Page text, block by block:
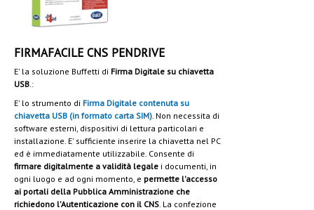
FIRMAFACILE CNS PENDRIVE
E' la soluzione Buffetti di Firma Digitale su chiavetta
USB .:
E' lo strumento di Firma Digitale contenuta su
chiavetta USB (in formato carta SIM) . Non necessita di
software esterni, dispositivi di lettura particolari e
installazione. E' sufficiente inserire la chiavetta nel PC
ed è immediatamente utilizzabile. Consente di
firmare digitalmente a validità legale i documenti, in
ogni luogo e ad ogni momento, e permette l'accesso
ai portali della Pubblica Amministrazione che
richiedono l'Autenticazione con il CNS . La confezione